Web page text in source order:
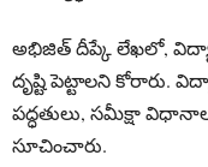
అభిజిత్ దీప్కే లేఖలో,
దృష్టి పెట్టాలని కోరారు.
పద్ధతులు, సమీక్షా
సూచించారు.